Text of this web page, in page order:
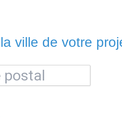
ville de votre